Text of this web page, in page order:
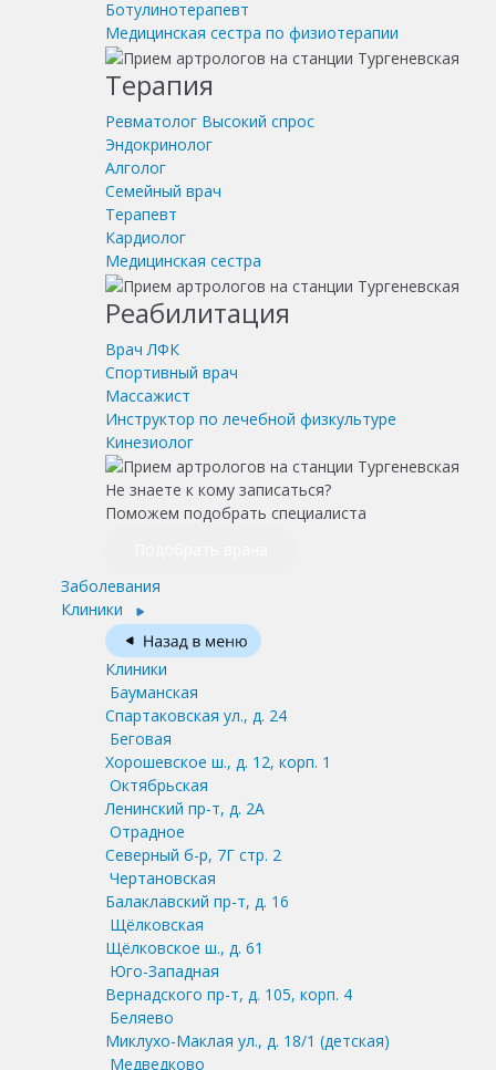
Ботулинотерапевт
Медицинская сестра по физиотерапии
Терапия
Ревматолог Высокий спрос
Эндокринолог
Алголог
Семейный врач
Терапевт
Кардиолог
Медицинская сестра
Реабилитация
Врач ЛФК
Спортивный врач
Массажист
Инструктор по лечебной физкультуре
Кинезиолог
Не знаете к кому записаться?
Поможем подобрать специалиста
Заболевания
Клиники
Клиники
Бауманская
Спартаковская ул., д. 24
Беговая
Хорошевское ш., д. 12, корп. 1
Октябрьская
Ленинский пр-т, д. 2А
Отрадное
Северный б-р, 7Г стр. 2
Чертановская
Балаклавский пр-т, д. 16
Щёлковская
Щёлковское ш., д. 61
Юго-Западная
Вернадского пр-т, д. 105, корп. 4
Беляево
Миклухо-Маклая ул., д. 18/1 (детская)
Медведково